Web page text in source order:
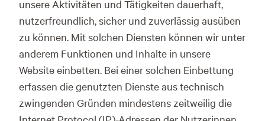
unsere Aktivitäten und Tätigkeiten dauerhaft,
nutzerfreundlich, sicher und zuverlässig ausüben
zu können. Mit solchen Diensten können wir unter
anderem Funktionen und Inhalte in unsere
Website einbetten. Bei einer solchen Einbettung
erfassen die genutzten Dienste aus technisch
zwingenden Gründen mindestens zeitweilig die